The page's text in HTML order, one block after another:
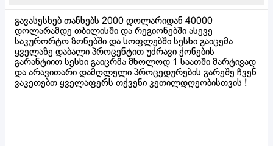
გავასესხებ თანხებს 2000 დოლარიდან 40000
დოლარამდე თბილისში და რეგიონებში ასევე
საკურორტო ზონებში და სოფლებში სესხი გაიცემა
ყველაზე დაბალი პროცენტით უძრავი ქონების
გარანტიით სესხი გაიცრმა მხოლოდ 1 საათში მარტივად
და არავითარი დამღლელი პროცედურების გარეშე ჩვენ
ვაკეთებთ ყველაფერს თქვენი კეთილდღეობისთვის !